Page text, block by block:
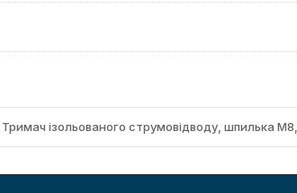
Тримач ізольованого струмовідводу, шпилька